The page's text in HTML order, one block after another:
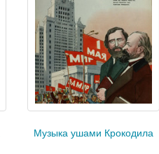
Музыка ушами Крокодила